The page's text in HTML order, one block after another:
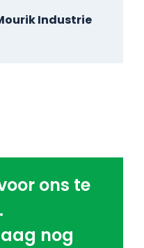
Industrie
ons te
nog